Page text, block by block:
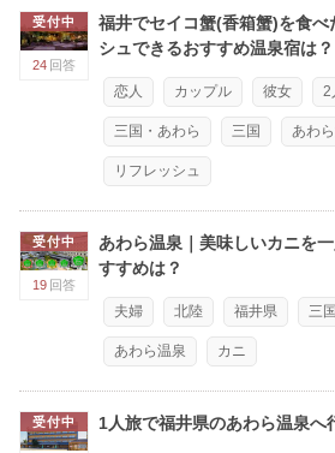
受付中
24 回答
福井でセイコ蟹(香箱蟹)を食
シュできるおすすめ温泉宿は？
恋人 カップル 彼女 2
三国・あわら 三国 あわ
リフレッシュ
受付中
19 回答
あわら温泉｜美味しいカニを
すすめは？
夫婦 北陸 福井県 三
あわら温泉 カニ
受付中 1人旅で福井県のあわら温泉へ